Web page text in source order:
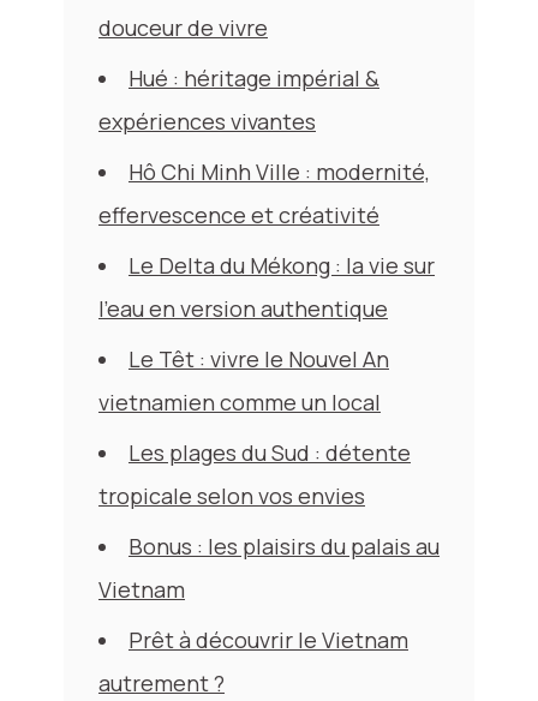
douceur de vivre
Hué : héritage impérial &
expériences vivantes
Hô Chi Minh Ville : modernité,
effervescence et créativité
Le Delta du Mékong : la vie sur
l’eau en version authentique
Le Têt : vivre le Nouvel An
vietnamien comme un local
Les plages du Sud : détente
tropicale selon vos envies
Bonus : les plaisirs du palais au
Vietnam
Prêt à découvrir le Vietnam
autrement ?